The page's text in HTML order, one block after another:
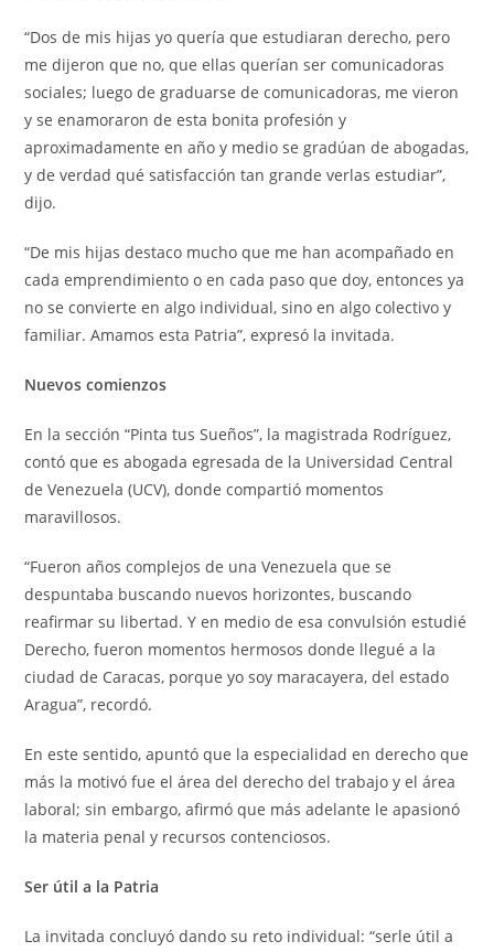
“Dos de mis hijas yo quería que estudiaran derecho, pero
me dijeron que no, que ellas querían ser comunicadoras
sociales; luego de graduarse de comunicadoras, me vieron
y se enamoraron de esta bonita profesión y
aproximadamente en año y medio se gradúan de abogadas,
y de verdad qué satisfacción tan grande verlas estudiar”,
dijo.
“De mis hijas destaco mucho que me han acompañado en
cada emprendimiento o en cada paso que doy, entonces ya
no se convierte en algo individual, sino en algo colectivo y
familiar. Amamos esta Patria”, expresó la invitada.
Nuevos comienzos
En la sección “Pinta tus Sueños”, la magistrada Rodríguez,
contó que es abogada egresada de la Universidad Central
de Venezuela (UCV), donde compartió momentos
maravillosos.
“Fueron años complejos de una Venezuela que se
despuntaba buscando nuevos horizontes, buscando
reafirmar su libertad. Y en medio de esa convulsión estudié
Derecho, fueron momentos hermosos donde llegué a la
ciudad de Caracas, porque yo soy maracayera, del estado
Aragua”, recordó.
En este sentido, apuntó que la especialidad en derecho que
más la motivó fue el área del derecho del trabajo y el área
laboral; sin embargo, afirmó que más adelante le apasionó
la materia penal y recursos contenciosos.
Ser útil a la Patria
La invitada concluyó dando su reto individual: “serle útil a